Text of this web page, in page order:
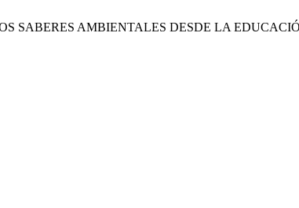
SABERES AMBIENTALES DESDE LA